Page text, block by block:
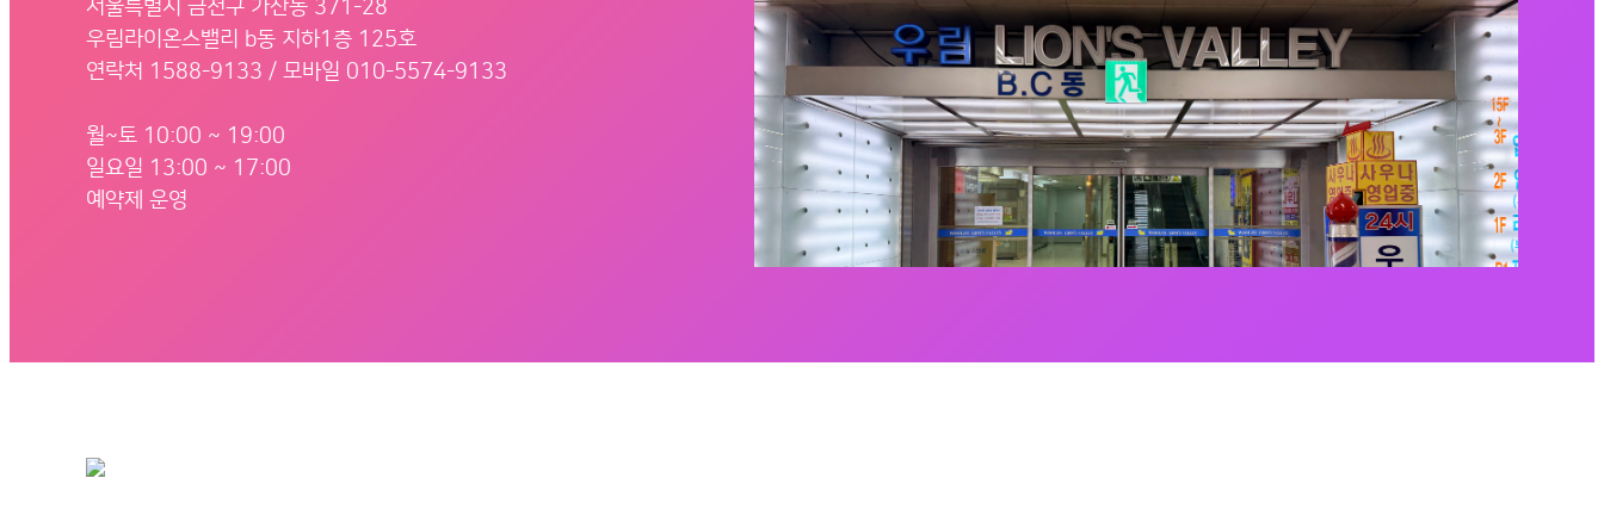
서울특별시 금천구 가산동 371-28
우림라이온스밸리 b동 지하1층 125호
연락처 1588-9133 / 모바일 010-5574-9133
월~토 10:00 ~ 19:00
일요일 13:00 ~ 17:00
예약제 운영